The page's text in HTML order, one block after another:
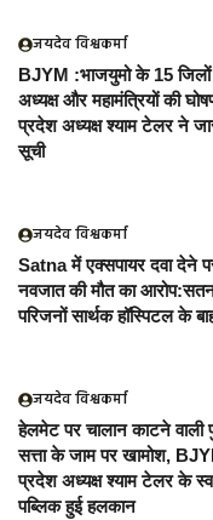
जयदेव विश्वकर्मा
BJYM :भाजयुमो के 15
अध्यक्ष और महामंत्रियों की
प्रदेश अध्यक्ष श्याम टेलर ने
सूची
जयदेव विश्वकर्मा
Satna में एक्सपायर दवा देने
नवजात की मौत का
परिजनों सार्थक हॉस्पिटल के
जयदेव विश्वकर्मा
हेलमेट पर चालान काटने वाली
सत्ता के जाम पर खामोश,
प्रदेश अध्यक्ष श्याम टेलर के
पब्लिक हुई हलकान